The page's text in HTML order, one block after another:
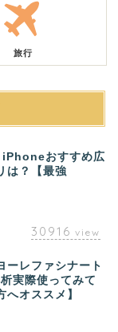
旅行
iPhoneおすすめ広
は？【最強
30916 view
ーレファシナート
実際使ってみて
へオススメ】